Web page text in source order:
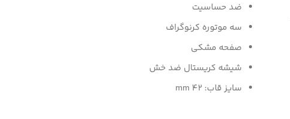
ضد حساسیت
سه موتوره کرنوگراف
صفحه مشکی
شیشه کریستال ضد خش
سایز قاب: 42 mm